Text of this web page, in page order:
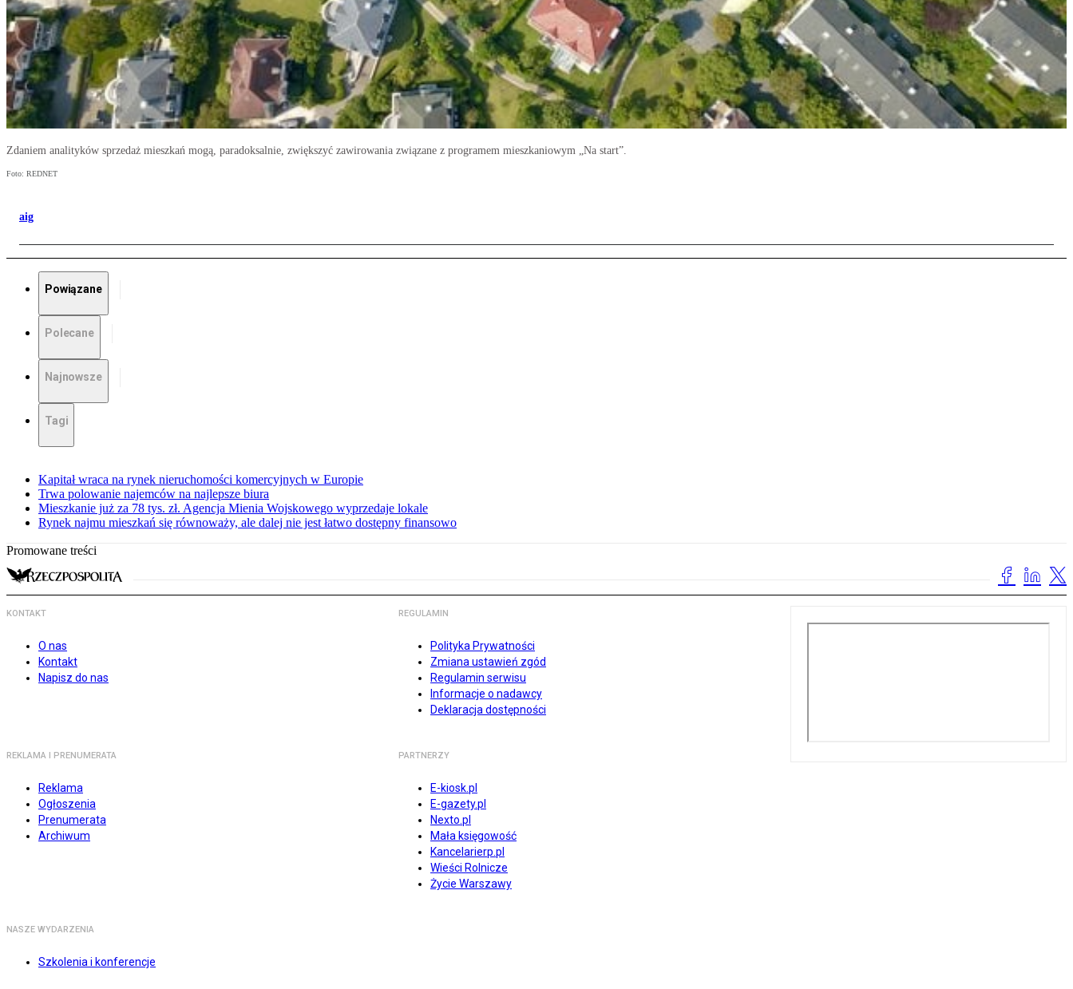
Zdaniem analityków sprzedaż mieszkań mogą, paradoksalnie, zwiększyć zawirowania związane z programem mieszkaniowym „Na start”.
Foto: REDNET
aig
Powiązane
Polecane
Najnowsze
Tagi
Kapitał wraca na rynek nieruchomości komercyjnych w Europie
Trwa polowanie najemców na najlepsze biura
Mieszkanie już za 78 tys. zł. Agencja Mienia Wojskowego wyprzedaje lokale
Rynek najmu mieszkań się równoważy, ale dalej nie jest łatwo dostępny finansowo
Promowane treści
KONTAKT
O nas
Kontakt
Napisz do nas
REGULAMIN
Polityka Prywatności
Zmiana ustawień zgód
Regulamin serwisu
Informacje o nadawcy
Deklaracja dostępności
REKLAMA I PRENUMERATA
Reklama
Ogłoszenia
Prenumerata
Archiwum
PARTNERZY
E-kiosk.pl
E-gazety.pl
Nexto.pl
Mała księgowość
Kancelarierp.pl
Wieści Rolnicze
Życie Warszawy
NASZE WYDARZENIA
Szkolenia i konferencje